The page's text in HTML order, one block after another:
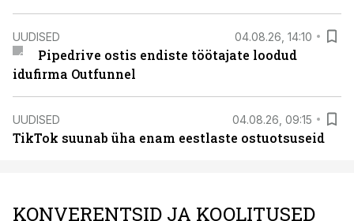
UUDISED 04.08.26, 14:10
Pipedrive ostis endiste töötajate loodud
idufirma Outfunnel
UUDISED 04.08.26, 09:15
TikTok suunab üha enam eestlaste ostuotsuseid
KONVERENTSID JA KOOLITUSED